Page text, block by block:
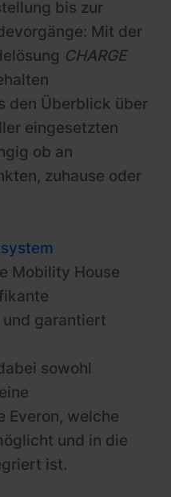
bis zur
Mit der
CHARGE
den Überblick über
eingesetzten
ob an
zuhause oder
Mobility House
und garantiert
sowohl
Everon, welche
und in die
ist.